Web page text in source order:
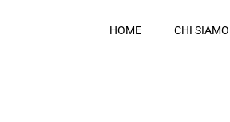
HOME CHI SIAMO